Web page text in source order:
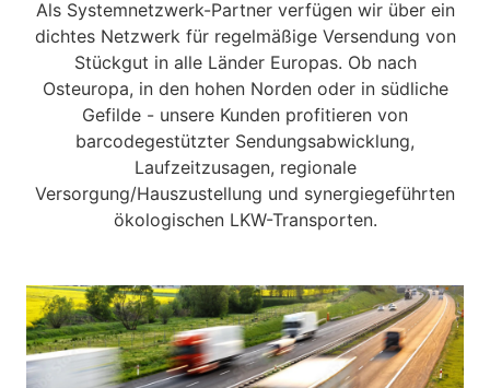
Als Systemnetzwerk-Partner verfügen wir über ein
dichtes Netzwerk für regelmäßige Versendung von
Stückgut in alle Länder Europas. Ob nach
Osteuropa, in den hohen Norden oder in südliche
Gefilde - unsere Kunden profitieren von
barcodegestützter Sendungsabwicklung,
Laufzeitzusagen, regionale
Versorgung/Hauszustellung und synergiegeführten
ökologischen LKW-Transporten.